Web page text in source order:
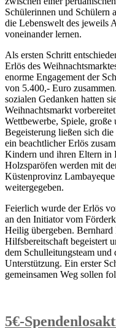
Schülerinnen und Schülern
die Lebenswelt des jeweils
voneinander lernen.
Als ersten Schritt
Erlös des
enorme Engagement der
von 5.400,- Euro
sozialen Gedanken hatten
Weihnachtsmarkt
Wettbewerbe, Spiele,
Begeisterung ließen sich
ein beachtlicher Erlös
Kindern und ihren Eltern in
Holzsparöfen werden mit
Küstenprovinz
weitergegeben.
Feierlich wurde der Erlös
an den Initiator vom
Heilig übergeben.
Hilfsbereitschaft begeistert
dem Schulleitungsteam
Unterstützung. Ein erster
gemeinsamen Weg sollen
5€-